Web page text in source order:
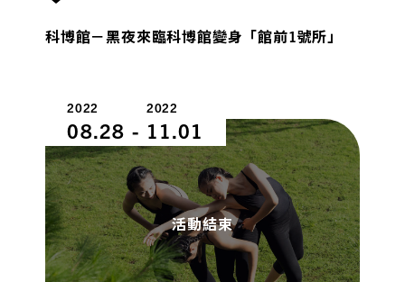
科博館－黑夜來臨科博館變身「館前1號所」
活動結束
2022
08.28 -
2022
11.01